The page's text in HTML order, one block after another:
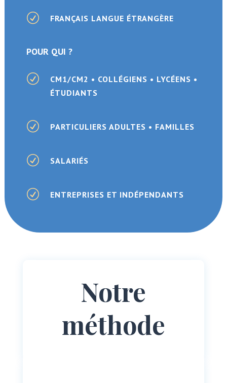
R FRANÇAIS LANGUE ÉTRANGÈRE
POUR QUI ?
R
CM1/CM2 • COLLÉGIENS • LYCÉENS •
ÉTUDIANTS
R PARTICULIERS ADULTES • FAMILLES
R SALARIÉS
R ENTREPRISES ET INDÉPENDANTS
Notre
méthode